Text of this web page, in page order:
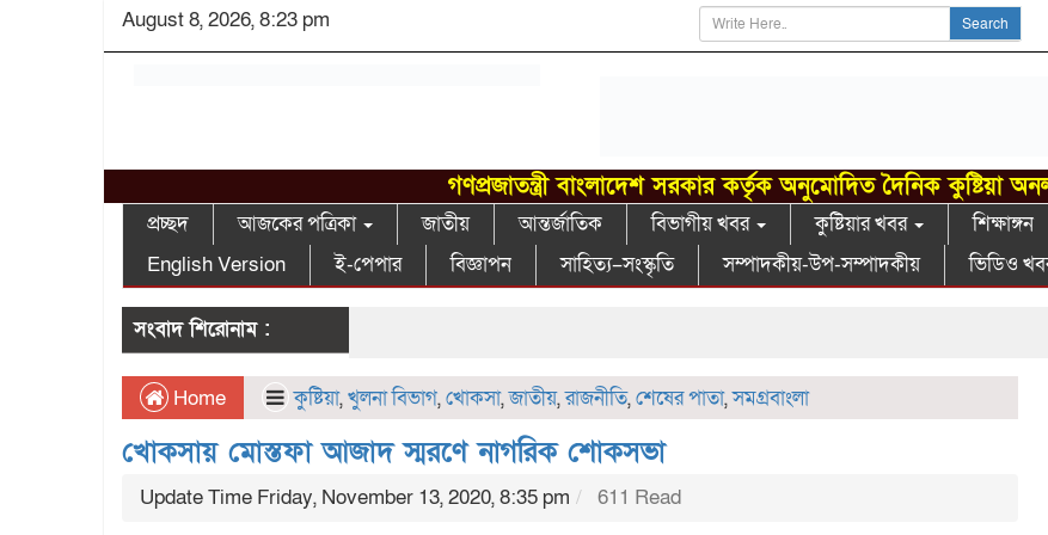
August 8, 2026, 8:23 pm Search
গণপ্রজাতন্ত্রী বাংলাদেশ সরকার কর্তৃক অনুমোদিত দৈনিক কুষ্টিয়া
প্রচ্ছদ আজকের পত্রিকা জাতীয় আন্তর্জাতিক বিভাগীয় খবর কুষ্টিয়ার খবর শিক্ষাঙ্গন
English Version
ই-পেপার বিজ্ঞাপন সাহিত্য–সংস্কৃতি সম্পাদকীয়-উপ-সম্পাদকীয় ভিডিও
সংবাদ শিরোনাম :
Home কুষ্টিয়া,খুলনা বিভাগ,খোকসা,জাতীয়,রাজনীতি,শেষের পাতা,সমগ্রবাংলা
খোকসায় মোস্তফা আজাদ স্মরণে নাগরিক শোকসভা
Update Time Friday, November 13, 2020, 8:35 pm 611 Read